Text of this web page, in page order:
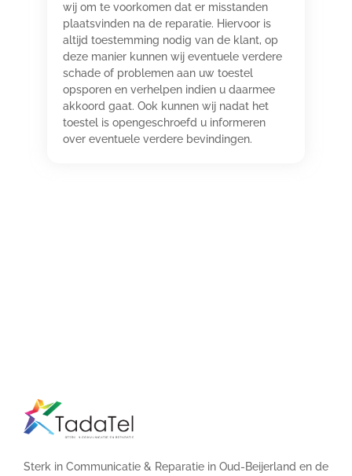
wij om te voorkomen dat er misstanden
plaatsvinden na de reparatie. Hiervoor is
altijd toestemming nodig van de klant, op
deze manier kunnen wij eventuele verdere
schade of problemen aan uw toestel
opsporen en verhelpen indien u daarmee
akkoord gaat. Ook kunnen wij nadat het
toestel is opengeschroefd u informeren
over eventuele verdere bevindingen.
Sterk in Communicatie & Reparatie in Oud-Beijerland en de